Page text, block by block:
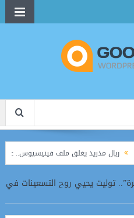
ريال مدريد يغلق ملف فينيسيوس.. عقد جديد
توليت يحيي روح التسعينات في